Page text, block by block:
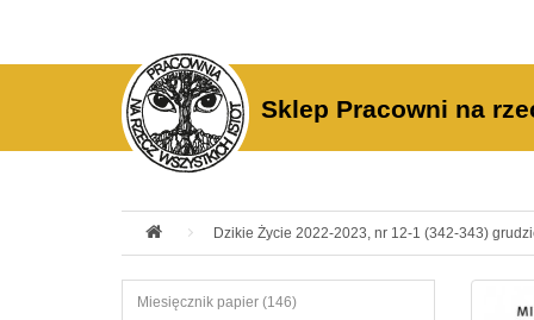
Sklep Pracowni na
Dzikie Życie 2022-2023, nr 12-1 (342-343)
Miesięcznik papier (146)